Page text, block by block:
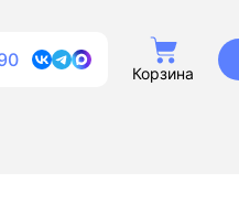
Корзина